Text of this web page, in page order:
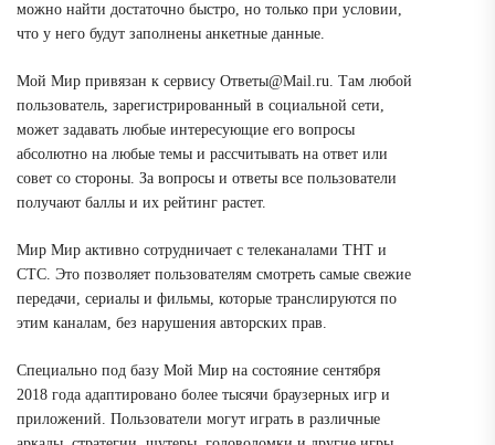
можно найти достаточно быстро, но только при условии,
что у него будут заполнены анкетные данные.
Мой Мир привязан к сервису Ответы@Mail.ru. Там любой
пользователь, зарегистрированный в социальной сети,
может задавать любые интересующие его вопросы
абсолютно на любые темы и рассчитывать на ответ или
совет со стороны. За вопросы и ответы все пользователи
получают баллы и их рейтинг растет.
Мир Мир активно сотрудничает с телеканалами ТНТ и
СТС. Это позволяет пользователям смотреть самые свежие
передачи, сериалы и фильмы, которые транслируются по
этим каналам, без нарушения авторских прав.
Специально под базу Мой Мир на состояние сентября
2018 года адаптировано более тысячи браузерных игр и
приложений. Пользователи могут играть в различные